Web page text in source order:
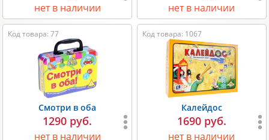
нет в наличии нет в наличии
Код товара: 77
Смотри в оба
1290 руб.
нет в наличии
Код товара: 1067
Калейдос
1690 руб.
нет в наличии